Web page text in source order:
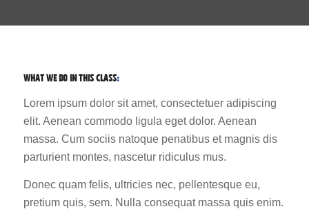
WHAT WE DO IN THIS CLASS:
Lorem ipsum dolor sit amet, consectetuer adipiscing
elit. Aenean commodo ligula eget dolor. Aenean
massa. Cum sociis natoque penatibus et magnis dis
parturient montes, nascetur ridiculus mus.
Donec quam felis, ultricies nec, pellentesque eu,
pretium quis, sem. Nulla consequat massa quis enim.